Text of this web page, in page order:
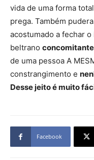
vida de uma forma
prega. Também
acostumado a fechar o
beltrano
de uma pessoa A
constrangimento e
Desse jeito é muito
Facebook